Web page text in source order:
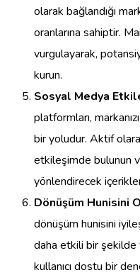
olarak bağlandığı
oranlarına sahiptir.
vurgulayarak,
kurun.
Sosyal Medya
platformları,
bir yoludur. Aktif
etkileşimde bulunun
yönlendirecek
Dönüşüm Hunisini
dönüşüm hunisini
daha etkili bir
kullanıcı dostu bir